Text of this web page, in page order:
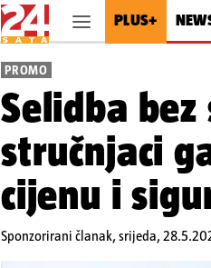
PLUS+
PROMO
Selidba bez
stručnjaci
cijenu i
Sponzorirani članak,srijeda,